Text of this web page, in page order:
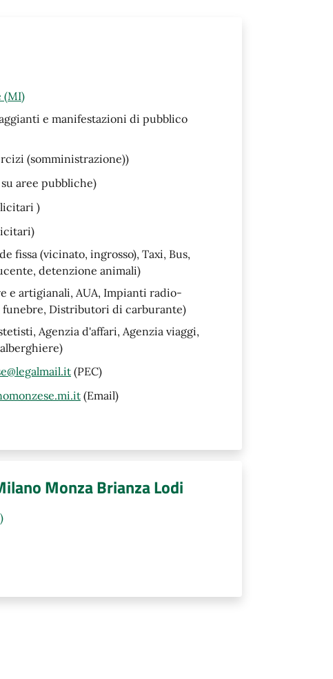
(MI)
e manifestazioni di pubblico
(somministrazione))
aree pubbliche)
)
fissa (vicinato, ingrosso), Taxi, Bus,
detenzione animali)
e artigianali, AUA, Impianti radio-
Distributori di carburante)
Agenzia d'affari, Agenzia viaggi,
(PEC)
(Email)
Monza Brianza Lodi